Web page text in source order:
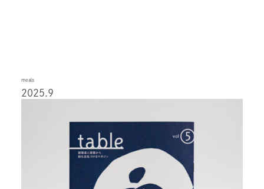
meals
2025.9